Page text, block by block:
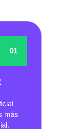
01
más